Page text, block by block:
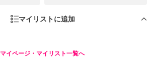
マイリストに追加
マイページ・マイリスト一覧へ